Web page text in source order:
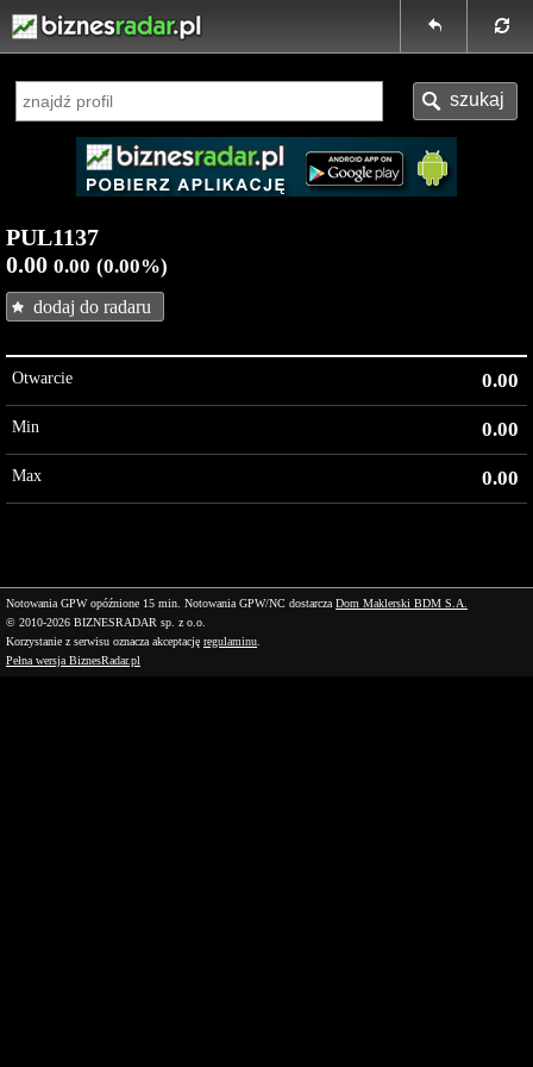
PUL1137
0.00 0.00 (0.00%)
dodaj do radaru
Otwarcie 0.00
Min 0.00
Max 0.00
Notowania GPW opóźnione 15 min. Notowania GPW/NC dostarcza Dom Maklerski BDM S.A.
© 2010-2026 BIZNESRADAR sp. z o.o.
Korzystanie z serwisu oznacza akceptację regulaminu
Pełna wersja BiznesRadar.pl